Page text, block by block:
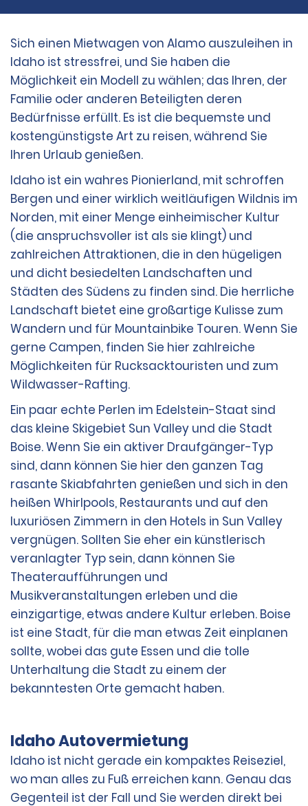
Sich einen Mietwagen von Alamo auszuleihen in
Idaho ist stressfrei, und Sie haben die
Möglichkeit ein Modell zu wählen; das Ihren, der
Familie oder anderen Beteiligten deren
Bedürfnisse erfüllt. Es ist die bequemste und
kostengünstigste Art zu reisen, während Sie
Ihren Urlaub genießen.
Idaho ist ein wahres Pionierland, mit schroffen
Bergen und einer wirklich weitläufigen Wildnis im
Norden, mit einer Menge einheimischer Kultur
(die anspruchsvoller ist als sie klingt) und
zahlreichen Attraktionen, die in den hügeligen
und dicht besiedelten Landschaften und
Städten des Südens zu finden sind. Die herrliche
Landschaft bietet eine großartige Kulisse zum
Wandern und für Mountainbike Touren. Wenn Sie
gerne Campen, finden Sie hier zahlreiche
Möglichkeiten für Rucksacktouristen und zum
Wildwasser-Rafting.
Ein paar echte Perlen im Edelstein-Staat sind
das kleine Skigebiet Sun Valley und die Stadt
Boise. Wenn Sie ein aktiver Draufgänger-Typ
sind, dann können Sie hier den ganzen Tag
rasante Skiabfahrten genießen und sich in den
heißen Whirlpools, Restaurants und auf den
luxuriösen Zimmern in den Hotels in Sun Valley
vergnügen. Sollten Sie eher ein künstlerisch
veranlagter Typ sein, dann können Sie
Theateraufführungen und
Musikveranstaltungen erleben und die
einzigartige, etwas andere Kultur erleben. Boise
ist eine Stadt, für die man etwas Zeit einplanen
sollte, wobei das gute Essen und die tolle
Unterhaltung die Stadt zu einem der
bekanntesten Orte gemacht haben.
Idaho Autovermietung
Idaho ist nicht gerade ein kompaktes Reiseziel,
wo man alles zu Fuß erreichen kann. Genau das
Gegenteil ist der Fall und Sie werden direkt bei